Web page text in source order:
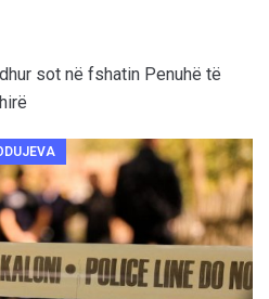
sot në fshatin Penuhë të